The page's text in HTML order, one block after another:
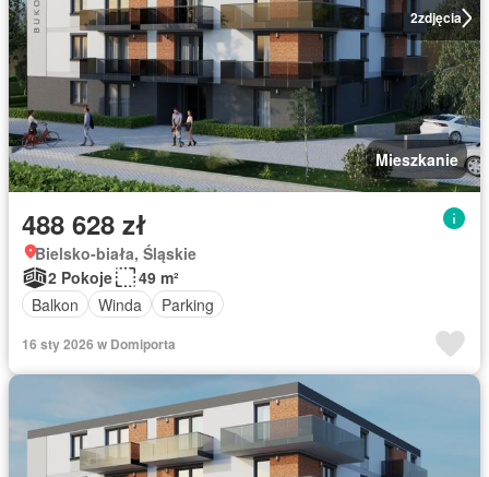
2zdjęcia
Mieszkanie
488 628 zł
Bielsko-biała, Śląskie
2 Pokoje
49 m²
Balkon
Winda Parking
16 sty 2026 w Domiporta